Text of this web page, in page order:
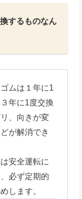
するものなん
ムは１年に1
年に1度交換
、向きが変
が解消でき
安全運転に
必ず定期的
します。